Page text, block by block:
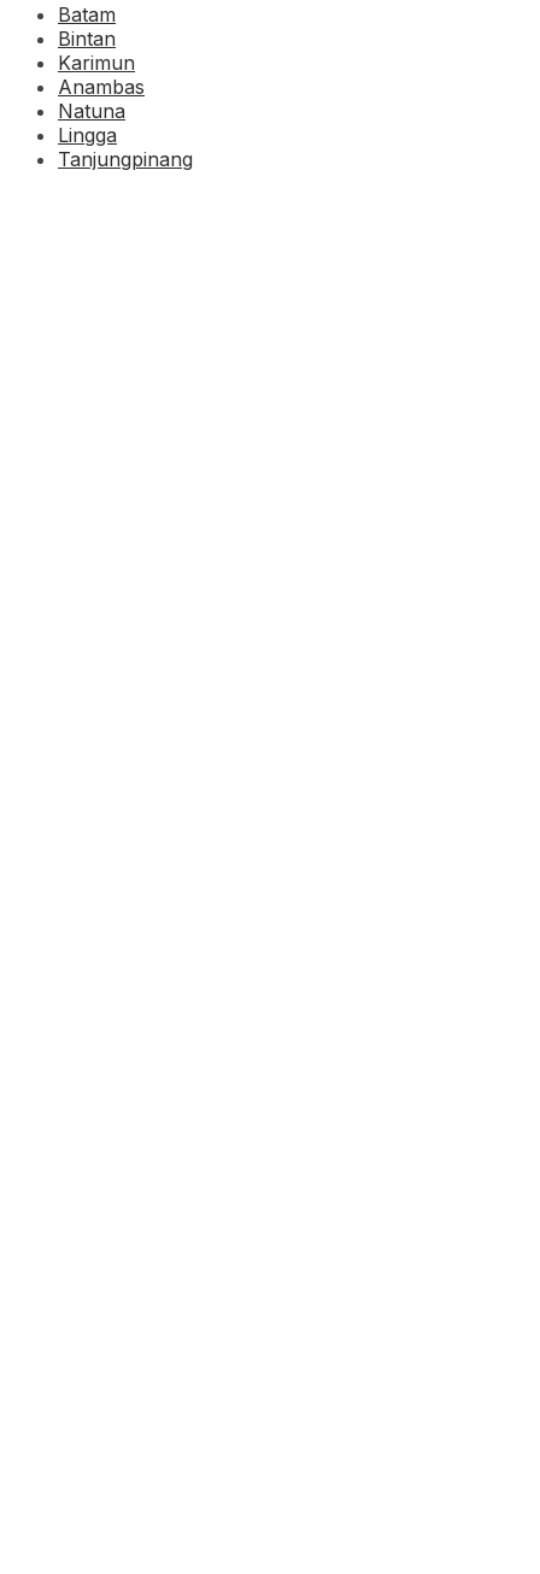
Batam
Bintan
Karimun
Anambas
Natuna
Lingga
Tanjungpinang